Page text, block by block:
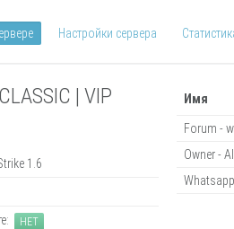
Настройки сервера
| VIP
1.6
НЕТ
Имя
Forum -
Owner -